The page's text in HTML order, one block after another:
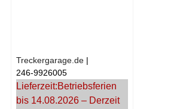
Treckergarage.de
246-9926005
Lieferzeit:Betriebsferien
bis 14.08.2026 – Derzeit